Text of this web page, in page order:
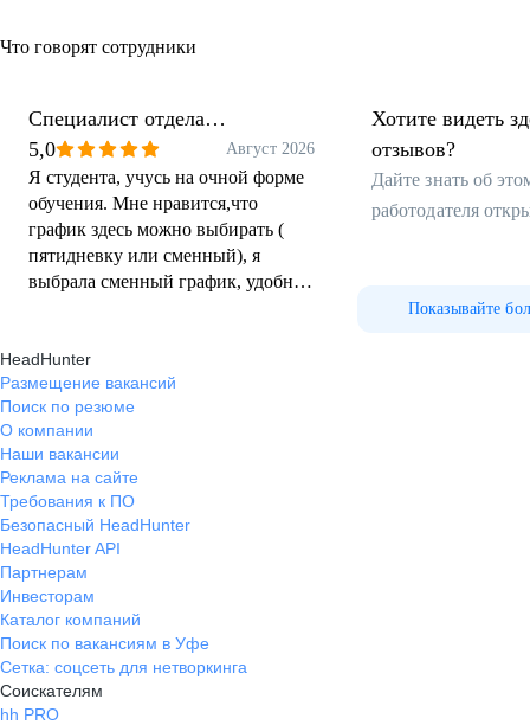
Что говорят сотрудники
Специалист отдела
телемаркетинга
5,0 Август 2026
Я студента, учусь на очной форме
обучения. Мне нравится,что
график здесь можно выбирать (
пятидневку или сменный), я
выбрала сменный график, удобно
зарплата,для меня это важно.
Опыта работы в продажах у меня
не было, меня полностью всему
обучили. И немаловажно- здесь
очень дружный, добрый и
сплоченный коллектив и
замечательный руководитель
отдела.
Хотите видеть
отзывов?
Дайте знать об
работодателя
Показывайте
HeadHunter
Размещение вакансий
Поиск по резюме
О компании
Наши вакансии
Реклама на сайте
Требования к ПО
Безопасный HeadHunter
HeadHunter API
Партнерам
Инвесторам
Каталог компаний
Поиск по вакансиям в Уфе
Сетка: соцсеть для нетворкинга
Соискателям
hh PRO